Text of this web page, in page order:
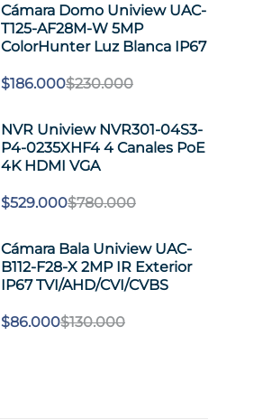
Cámara Domo Uniview UAC-
T125-AF28M-W 5MP
ColorHunter Luz Blanca IP67
$230.000
$186.000
NVR Uniview NVR301-04S3-
P4-0235XHF4 4 Canales PoE
4K HDMI VGA
$780.000
$529.000
Cámara Bala Uniview UAC-
B112-F28-X 2MP IR Exterior
IP67 TVI/AHD/CVI/CVBS
$130.000
$86.000